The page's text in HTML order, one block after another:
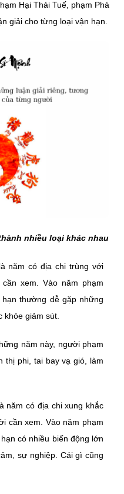
Hại Thái Tuế, phạm Phá
giải cho từng loại vận hạn.
nhiều loại khác nhau
năm có địa chi trùng với
xem. Vào năm phạm
thường dễ gặp những
khỏe giảm sút.
năm này, người phạm
thị phi, tai bay vạ gió, làm
năm có địa chi xung khắc
cần xem. Vào năm phạm
có nhiều biến động lớn
sự nghiệp. Cái gì cũng